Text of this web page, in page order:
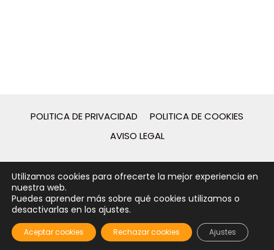
POLITICA DE PRIVACIDAD
POLITICA DE COOKIES
AVISO LEGAL
2026 - © Guies de Catalunya - Desarrollo web por
Utilizamos cookies para ofrecerte la mejor experiencia en
nuestra web.
Puedes aprender más sobre qué cookies utilizamos o
desactivarlas en los ajustes.
Aceptar cookies Rechazar cookies Ajustes